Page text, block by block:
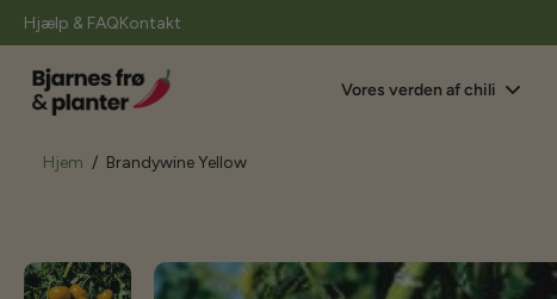
Hjælp & FAQKontakt
Vores verden af chili
Hjem / Brandywine Yellow
Gå